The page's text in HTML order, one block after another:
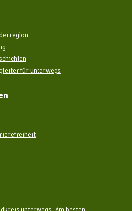
für unterwegs